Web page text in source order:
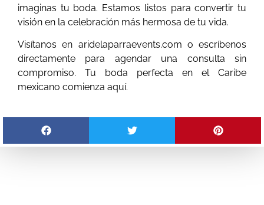
imaginas tu boda. Estamos listos para convertir tu
visión en la celebración más hermosa de tu vida.
Visítanos en aridelaparraevents.com o escríbenos
directamente para agendar una consulta sin
compromiso. Tu boda perfecta en el Caribe
mexicano comienza aquí.